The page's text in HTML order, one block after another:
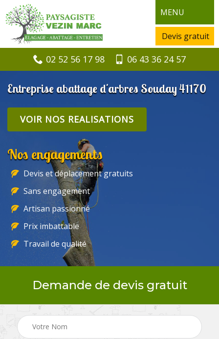
MENU
Devis gratuit
02 52 56 17 98 06 43 36 24 57
Entreprise abattage d'arbres Souday 41170
VOIR NOS REALISATIONS
Nos engagements
Devis et déplacement gratuits
Sans engagement
Artisan passionné
Prix imbattable
Travail de qualité
Demande de devis gratuit